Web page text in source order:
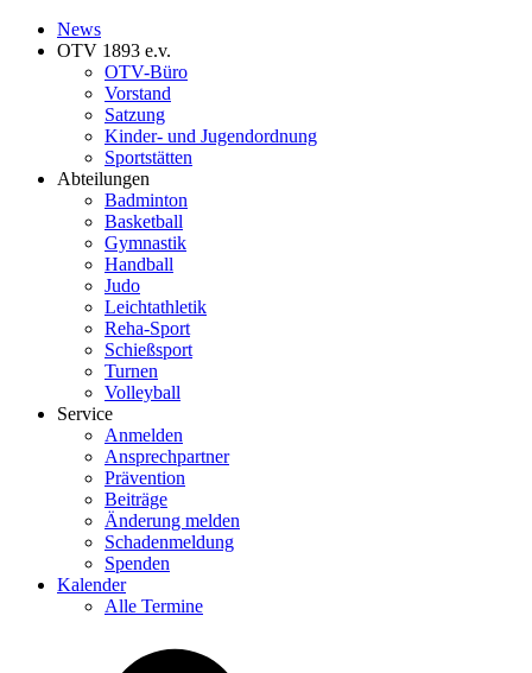
News
OTV 1893 e.v.
OTV-Büro
Vorstand
Satzung
Kinder- und Jugendordnung
Sportstätten
Abteilungen
Badminton
Basketball
Gymnastik
Handball
Judo
Leichtathletik
Reha-Sport
Schießsport
Turnen
Volleyball
Service
Anmelden
Ansprechpartner
Prävention
Beiträge
Änderung melden
Schadenmeldung
Spenden
Kalender
Alle Termine